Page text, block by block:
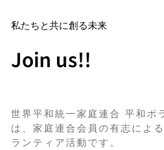
私たちと共に創る未来
Join us!!
世界平和統一家庭連合 平和ボ
は、家庭連合会員の有志によ
ランティア活動です。